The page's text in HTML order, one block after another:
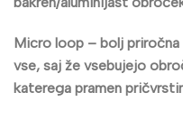
Micro loop – bolj
vse, saj že vsebujejo
katerega pramen